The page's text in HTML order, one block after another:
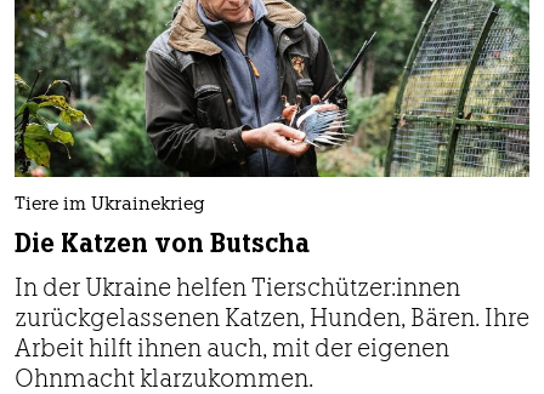
genossenschaft
epaper login
Tiere im Ukrainekrieg
Die Katzen von Butscha
In der Ukraine helfen Tier­schüt­ze­r:in­nen
zurückgelassenen Katzen, Hunden, Bären. Ihre
Arbeit hilft ihnen auch, mit der eigenen
Ohnmacht klarzukommen.